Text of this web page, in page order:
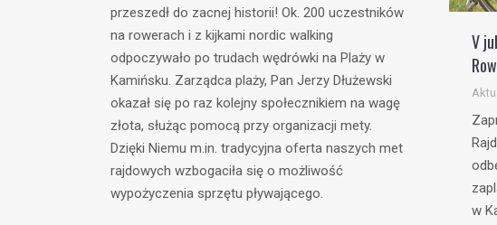
przeszedł do zacnej historii! Ok. 200 uczestników
na rowerach i z kijkami nordic walking
odpoczywało po trudach wędrówki na Plaży w
Kamińsku. Zarządca plaży, Pan Jerzy Dłużewski
okazał się po raz kolejny społecznikiem na wagę
złota, służąc pomocą przy organizacji mety.
Dzięki Niemu m.in. tradycyjna oferta naszych met
rajdowych wzbogaciła się o możliwość
wypożyczenia sprzętu pływającego.
V
w